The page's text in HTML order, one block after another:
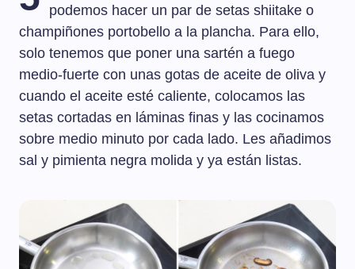
podemos hacer un par de setas shiitake o
champiñones portobello a la plancha. Para ello,
solo tenemos que poner una sartén a fuego
medio-fuerte con unas gotas de aceite de oliva y
cuando el aceite esté caliente, colocamos las
setas cortadas en láminas finas y las cocinamos
sobre medio minuto por cada lado. Les añadimos
sal y pimienta negra molida y ya están listas.